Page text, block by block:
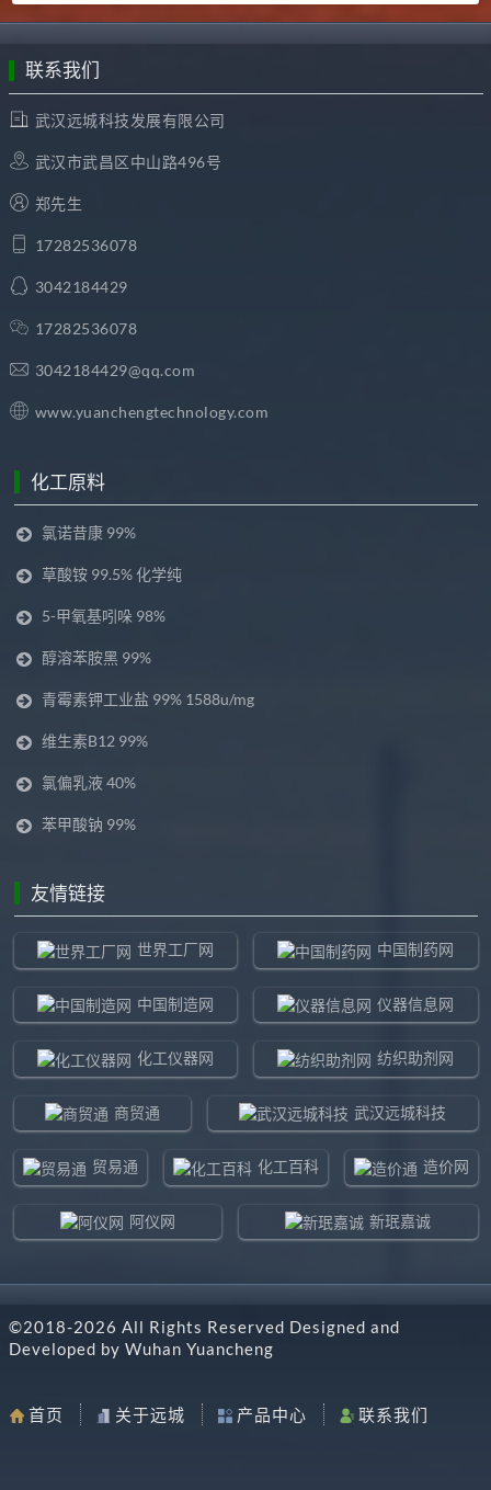
联系我们
武汉远城科技发展有限公司
武汉市武昌区中山路496号
郑先生
17282536078
3042184429
17282536078
3042184429@qq.com
www.yuanchengtechnology.com
化工原料
氯诺昔康 99%
草酸铵 99.5% 化学纯
5-甲氧基吲哚 98%
醇溶苯胺黑 99%
青霉素钾工业盐 99% 1588u/mg
维生素B12 99%
氯偏乳液 40%
苯甲酸钠 99%
友情链接
世界工厂网 中国制药网
中国制造网 仪器信息网
化工仪器网 纺织助剂网
商贸通 武汉远城科技
贸易通 化工百科 造价网
阿仪网 新珉嘉诚
东北制造网 药智通
©2018-2026 All Rights Reserved Designed and
Developed by Wuhan Yuancheng
首页 关于远城 产品中心 联系我们